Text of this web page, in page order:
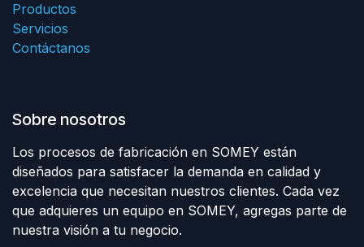
Productos
Servicios
Contáctanos
Sobre nosotros
Los procesos de fabricación en SOMEY están
diseñados para satisfacer la demanda en calidad y
excelencia que necesitan nuestros clientes. Cada vez
que adquieres un equipo en SOMEY, agregas parte de
nuestra visión a tu negocio.